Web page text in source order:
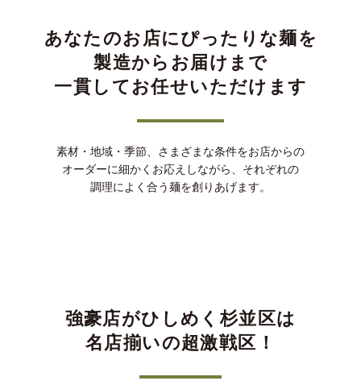
あなたのお店にぴったりな麺を
製造からお届けまで
一貫してお任せいただけます
素材・地域・季節、さまざまな条件をお店からの
オーダーに細かくお応えしながら、それぞれの
調理によく合う麺を創りあげます。
強豪店がひしめく杉並区は
名店揃いの超激戦区！